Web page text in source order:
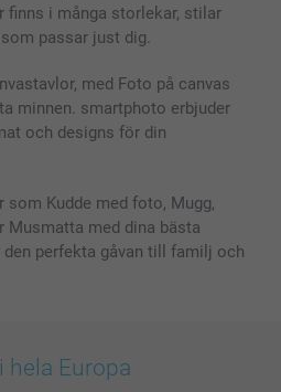
i många storlekar, stilar
passar just dig.
med Foto på canvas
minnen. smartphoto erbjuder
och designs för din
som Kudde med foto, Mugg,
Musmatta med dina bästa
den perfekta gåvan till familj och
Europa